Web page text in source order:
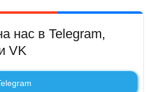
нас в Telegram,
VK